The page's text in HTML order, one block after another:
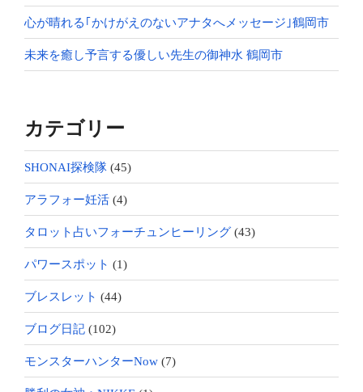
心が晴れる｢かけがえのないアナタへメッセージ｣鶴岡市
未来を癒し予言する優しい先生の御神水 鶴岡市
カテゴリー
SHONAI探検隊 (45)
アラフォー妊活 (4)
タロット占いフォーチュンヒーリング (43)
パワースポット (1)
ブレスレット (44)
ブログ日記 (102)
モンスターハンターNow (7)